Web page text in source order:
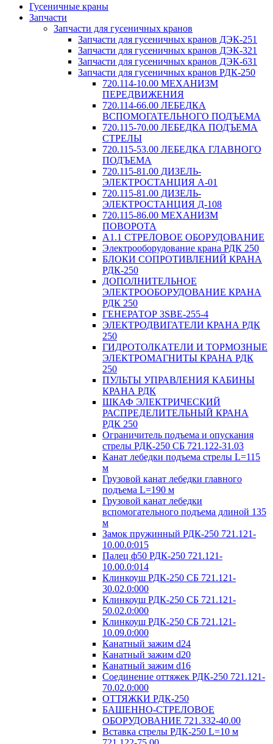
Гусеничные краны
Запчасти
Запчасти для гусеничных кранов
Запчасти для гусеничных кранов ДЭК-251
Запчасти для гусеничных кранов ДЭК-321
Запчасти для гусеничных кранов ДЭК-631
Запчасти для гусеничных кранов РДК-250
720.114-10.00 МЕХАНИЗМ
ПЕРЕДВИЖЕНИЯ
720.114-66.00 ЛЕБЕДКА
ВСПОМОГАТЕЛЬНОГО ПОДЪЕМА
720.115-70.00 ЛЕБЕДКА ПОДЪЕМА
СТРЕЛЫ
720.115-53.00 ЛЕБЕДКА ГЛАВНОГО
ПОДЪЕМА
720.115-81.00 ДИЗЕЛЬ-
ЭЛЕКТРОСТАНЦИЯ А-01
720.115-81.00 ДИЗЕЛЬ-
ЭЛЕКТРОСТАНЦИЯ Д-108
720.115-86.00 МЕХАНИЗМ
ПОВОРОТА
А1.1 СТРЕЛОВОЕ ОБОРУДОВАНИЕ
Электрооборудование крана РДК 250
БЛОКИ СОПРОТИВЛЕНИЙ КРАНА
РДК-250
ДОПОЛНИТЕЛЬНОЕ
ЭЛЕКТРООБОРУДОВАНИЕ КРАНА
РДК 250
ГЕНЕРАТОР 3SBE-255-4
ЭЛЕКТРОДВИГАТЕЛИ КРАНА РДК
250
ГИДРОТОЛКАТЕЛИ И ТОРМОЗНЫЕ
ЭЛЕКТРОМАГНИТЫ КРАНА РДК
250
ПУЛЬТЫ УПРАВЛЕНИЯ КАБИНЫ
КРАНА РДК
ШКАФ ЭЛЕКТРИЧЕСКИЙ
РАСПРЕДЕЛИТЕЛЬНЫЙ КРАНА
РДК 250
Ограничитель подъема и опускания
стрелы РДК-250 СБ 721.122-31.03
Канат лебедки подъема стрелы L=115
м
Грузовой канат лебедки главного
подъема L=190 м
Грузовой канат лебедки
вспомогательного подъема длиной 135
м
Замок пружинный РДК-250 721.121-
10.00.0:015
Палец ф50 РДК-250 721.121-
10.00.0:014
Клинкоуш РДК-250 СБ 721.121-
30.02.0:000
Клинкоуш РДК-250 СБ 721.121-
50.02.0:000
Клинкоуш РДК-250 СБ 721.121-
10.09.0:000
Канатный зажим d24
Канатный зажим d20
Канатный зажим d16
Соединение оттяжек РДК-250 721.121-
70.02.0:000
ОТТЯЖКИ РДК-250
БАШЕННО-СТРЕЛОВОЕ
ОБОРУДОВАНИЕ 721.332-40.00
Вставка стрелы РДК-250 L=10 м